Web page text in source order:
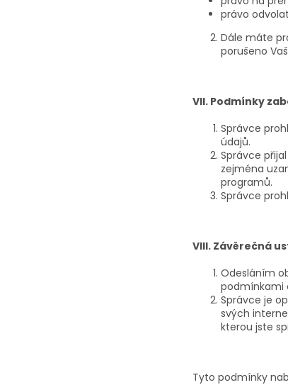
právo
Dále máte
porušeno
VII. Podmínky
Správce
údajů.
Správce
zejména
programů.
Správce
VIII. Závěrečná
Odesláním
podmínkami
Správce je
svých
kterou jste
Tyto podmínky